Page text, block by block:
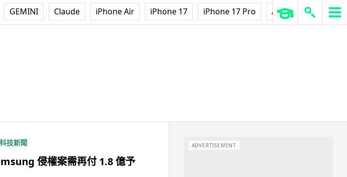
GEMINI Claude iPhone Air iPhone 17 iPhone 17 Pro AirPods Pro 3
科技新聞
侵權案需再付 1.8 億予
ADVERTISEMENT